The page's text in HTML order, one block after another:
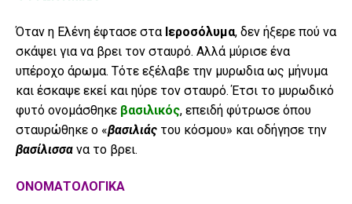
Όταν η Ελένη έφτασε στα Ιεροσόλυμα, δεν ήξερε πού να
σκάψει για να βρει τον σταυρό. Αλλά μύρισε ένα
υπέροχο άρωμα. Τότε εξέλαβε την μυρωδια ως μήνυμα
και έσκαψε εκεί και ηύρε τον σταυρό. Έτσι το μυρωδικό
φυτό ονομάσθηκε βασιλικός, επειδή φύτρωσε όπου
σταυρώθηκε ο «βασιλιάς του κόσμου» και οδήγησε την
βασίλισσα να το βρει.
ΟΝΟΜΑΤΟΛΟΓΙΚΑ